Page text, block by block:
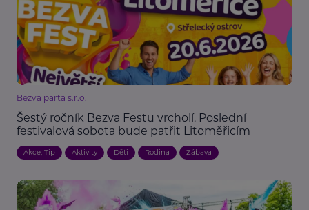
Bezva parta s.r.o.
Šestý ročník Bezva Festu vrcholí. Poslední
festivalová sobota bude patřit Litoměřicím
Akce, Tip Aktivity Děti Rodina Zábava